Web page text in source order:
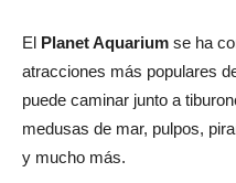
El Planet Aquarium se ha
atracciones más populares
puede caminar junto a
medusas de mar, pulpos,
y mucho más.